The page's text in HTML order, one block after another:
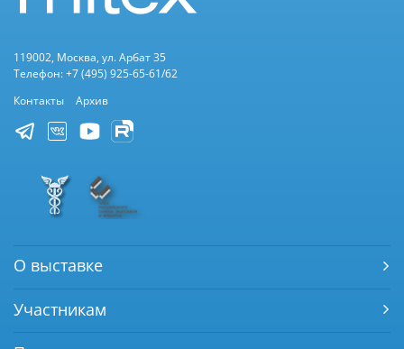
119002, Москва, ул. Арбат 35
Телефон: +7 (495) 925-65-61/62
Контакты
Архив
О выставке
Участникам